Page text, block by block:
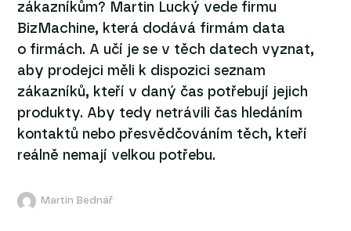
zákazníkům? Martin Lucký vede firmu
BizMachine, která dodává firmám data
o firmách. A učí je se v těch datech vyznat,
aby prodejci měli k dispozici seznam
zákazníků, kteří v daný čas potřebují jejich
produkty. Aby tedy netrávili čas hledáním
kontaktů nebo přesvědčováním těch, kteří
reálně nemají velkou potřebu.
Martin Bednář